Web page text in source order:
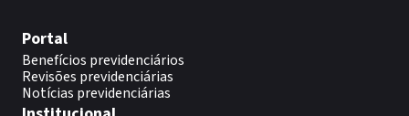
Portal
Benefícios previdenciários
Revisões previdenciárias
Notícias previdenciárias